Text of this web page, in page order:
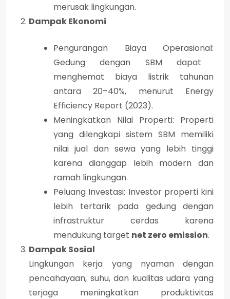
merusak lingkungan.
Dampak Ekonomi
Pengurangan Biaya Operasional:
Gedung dengan SBM dapat
menghemat biaya listrik tahunan
antara20–40%, menurut Energy
Efficiency Report (2023).
Meningkatkan Nilai Properti: Properti
yang dilengkapi sistem SBM memiliki
nilai jual dan sewa yang lebih tinggi
karena dianggap lebih modern dan
ramah lingkungan.
Peluang Investasi: Investor properti kini
lebih tertarik pada gedung dengan
infrastruktur cerdas karena
mendukung target net zero emission.
Dampak Sosial
Lingkungan kerja yang nyaman dengan
pencahayaan, suhu, dan kualitas udara yang
terjaga meningkatkan produktivitas